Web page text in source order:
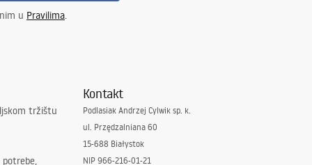
u Pravilima.
tržištu
potrebe,
Kontakt
Podlasiak Andrzej Cylwik sp. k.
ul. Przędzalniana 60
15-688 Białystok
NIP 966-216-01-21